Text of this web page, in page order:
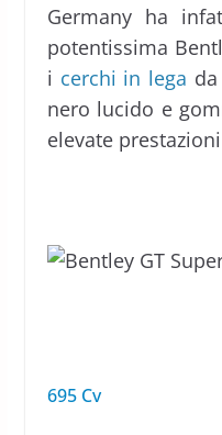
Germany ha
potentissima
i cerchi in lega
nero lucido e
elevate
695 Cv